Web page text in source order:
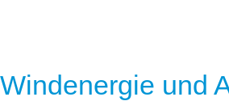
Windenergie und